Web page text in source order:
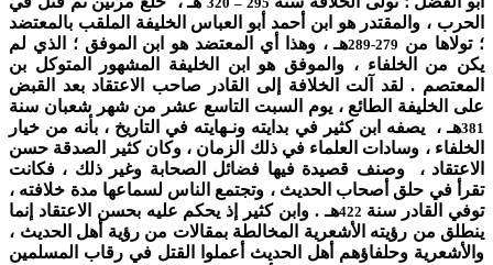
الحرب ، والمقتدر هو ابن أحمد أبو العباس الخليفة الملقب بالمعتضد
؛ تولاها من 279-
289هـ ، وهذا أي المعتضد هو ابن الموفق ؛ الذي لم
يكن من الخلفاء ، والموفق هو ابن الخليفة المشهور المتوكل بن
المعتصم . لقد آلت الخلافة إلى القادر صاحب الاعتقاد بعد القبض
على الخليفة الطائع ، يوم السبت التاسع عشر من شهر شعبان سنة
381هـ ، يصفه ابن كثير في بدايته ونـهايته في التاريخ ، بأنه من خيار
الخلفاء ، وسادات العلماء في ذلك الزمان ، وكان كثير الصدقة حسن
الاعتقاد ، وصنف قصيدة فيها فضائل الصحابة وغير ذلك ، فكانت
تقرأ في حلق أصحاب الحديث ، وتجتمع الناس لسماعها مدة خلافته ،
توفي القادر سنة 422هـ . وابن كثير إذ يحكم عليه بحسن الاعتقاد إنما
ينطلق من رؤيته الأشعرية المخالطة بمقالات من رؤية أهل الحديث ،
والأشعرية وحلفاؤهم أهل الحديث أعملوا القتل في رقاب المسلمين